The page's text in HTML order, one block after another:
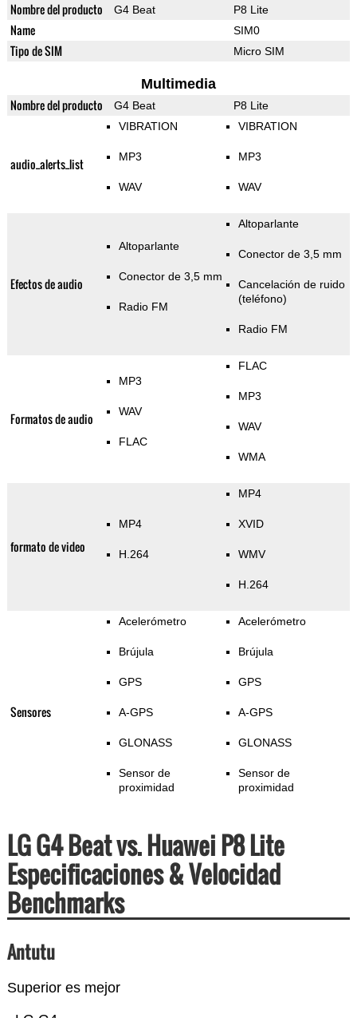
Nombre del producto G4 Beat P8 Lite
Name SIM0
Tipo de SIM Micro SIM
Multimedia
Nombre del producto G4 Beat P8 Lite
audio_alerts_list
VIBRATION
MP3
WAV
VIBRATION
MP3
WAV
Efectos de audio
Altoparlante
Conector de 3,5 mm
Radio FM
Altoparlante
Conector de 3,5 mm
Cancelación de ruido
(teléfono)
Radio FM
Formatos de audio
MP3
WAV
FLAC
FLAC
MP3
WAV
WMA
formato de video
MP4
H.264
MP4
XVID
WMV
H.264
Sensores
Acelerómetro
Brújula
GPS
A-GPS
GLONASS
Sensor de
proximidad
Acelerómetro
Brújula
GPS
A-GPS
GLONASS
Sensor de
proximidad
LG G4 Beat vs. Huawei P8 Lite
Especificaciones & Velocidad
Benchmarks
Antutu
Superior es mejor